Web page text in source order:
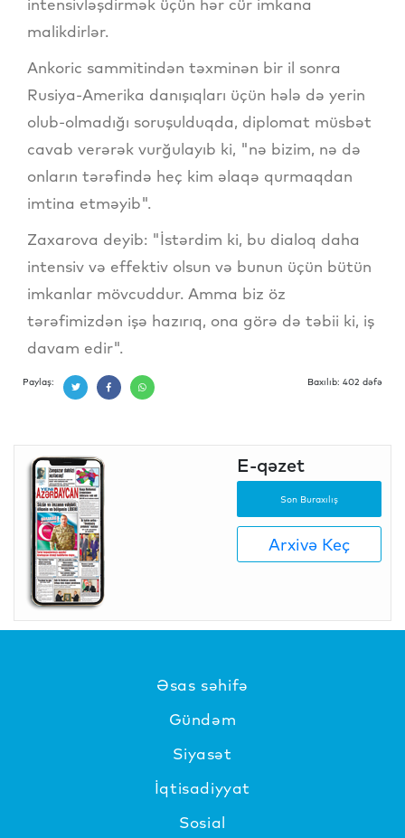
intensivləşdirmək üçün hər cür imkana
malikdirlər.
Ankoric sammitindən təxminən bir il sonra
Rusiya-Amerika danışıqları üçün hələ də yerin
olub-olmadığı soruşulduqda, diplomat müsbət
cavab verərək vurğulayıb ki, "nə bizim, nə də
onların tərəfində heç kim əlaqə qurmaqdan
imtina etməyib".
Zaxarova deyib: "İstərdim ki, bu dialoq daha
intensiv və effektiv olsun və bunun üçün bütün
imkanlar mövcuddur. Amma biz öz
tərəfimizdən işə hazırıq, ona görə də təbii ki, iş
davam edir".
Paylaş: Baxılıb: 402 dəfə
E-qəzet
Son Buraxılış
Arxivə Keç
Əsas səhifə
Gündəm
Siyasət
İqtisadiyyat
Sosial